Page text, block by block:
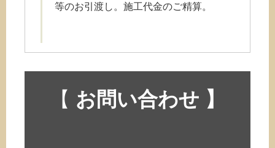
等のお引渡し。施工代金のご精算。
【 お問い合わせ 】